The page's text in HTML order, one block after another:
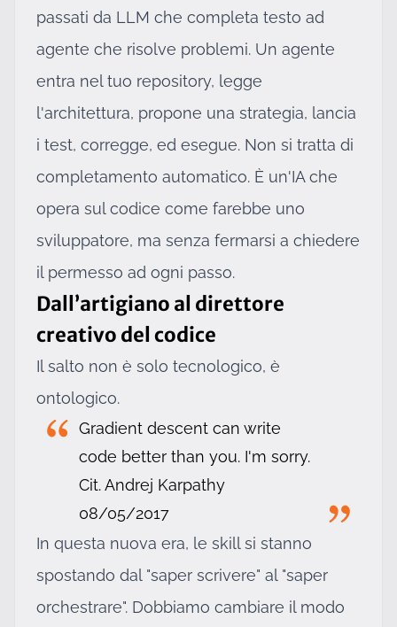
passati da LLM che completa testo ad
agente che risolve problemi. Un agente
entra nel tuo repository, legge
l'architettura, propone una strategia, lancia
i test, corregge, ed esegue. Non si tratta di
completamento automatico. È un'IA che
opera sul codice come farebbe uno
sviluppatore, ma senza fermarsi a chiedere
il permesso ad ogni passo.
Dall’artigiano al direttore
creativo del codice
Il salto non è solo tecnologico, è
ontologico.
Gradient descent can write
code better than you. I'm sorry.
Cit. Andrej Karpathy
08/05/2017
In questa nuova era, le skill si stanno
spostando dal "saper scrivere" al "saper
orchestrare". Dobbiamo cambiare il modo